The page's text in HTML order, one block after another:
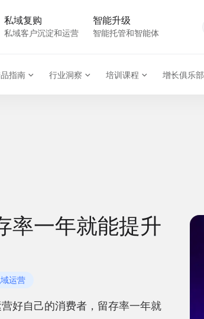
私域复购
私域客户沉淀和运营
智能升级
智能托管和智能体
指南 行业洞察 培训课程 增长俱乐部
率一年就能提升
运营
好自己的消费者，留存率一年就